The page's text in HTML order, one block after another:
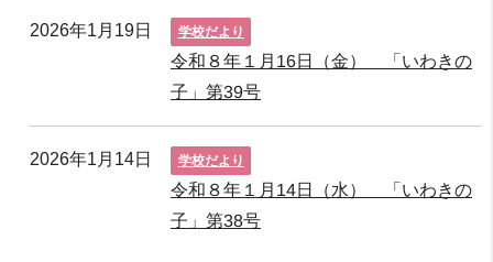
2026年1月19日 学校だより
令和８年１月16日（金） 「いわきの
子」第39号
2026年1月14日 学校だより
令和８年１月14日（水） 「いわきの
子」第38号